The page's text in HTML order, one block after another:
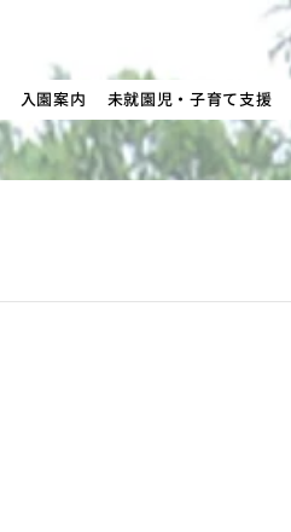
入園案内 未就園児・子育て支援